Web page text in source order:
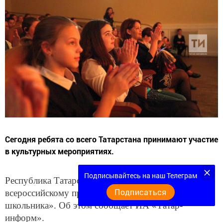
Сегодня ребята со всего Татарстана принимают участие
в культурных мероприятиях.
Республика Татарстан присоединилась к
всероссийскому проекту «Культурная эстафета
школьника». Об этом сообщает ИА «Татар-
информ».
Подписывайтесь на наш Телеграм
Подписаться